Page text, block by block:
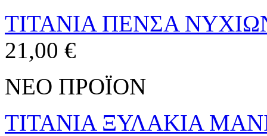
TITANIA ΠΕΝΣΑ
21,00 €
ΝΕΟ ΠΡΟΪΟΝ
TITANIA ΞΥΛΑΚΙΑ